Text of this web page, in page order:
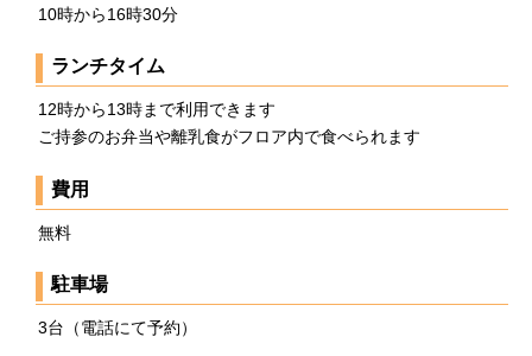
10時から16時30分
ランチタイム
12時から13時まで利用できます
ご持参のお弁当や離乳食がフロア内で食べられます
費用
無料
駐車場
3台（電話にて予約）